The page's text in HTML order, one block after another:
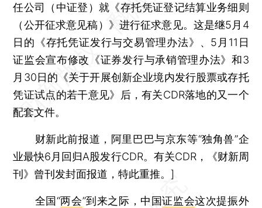
任公司（中证登）就《存托凭证登记结算业务细则
（公开征求意见稿）》进行征求意见。这是继5月4
日的《存托凭证发行与交易管理办法》、5月11日
证监会宣布修改《证券发行与承销管理办法》和3
月30日的《关于开展创新企业境内发行股票或存托
凭证试点的若干意见》后，有关CDR落地的又一个
配套文件。
财新此前报道，阿里巴巴与京东等“独角兽”企
业最快6月回归A股发行CDR。有关CDR，《财新周
刊》曾刊发封面报道，特此重推。]
全国“两会”到来之际，中国证监会这次提振外